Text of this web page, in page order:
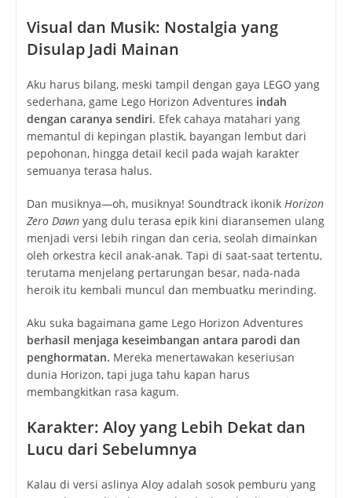
Visual dan Musik: Nostalgia yang
Disulap Jadi Mainan
Aku harus bilang, meski tampil dengan gaya LEGO yang
sederhana, game Lego Horizon Adventures indah
dengan caranya sendiri. Efek cahaya matahari yang
memantul di kepingan plastik, bayangan lembut dari
pepohonan, hingga detail kecil pada wajah karakter
semuanya terasa halus.
Dan musiknya—oh, musiknya! Soundtrack ikonik Horizon
Zero Dawnyang dulu terasa epik kini diaransemen ulang
menjadi versi lebih ringan dan ceria, seolah dimainkan
oleh orkestra kecil anak-anak. Tapi di saat-saat tertentu,
terutama menjelang pertarungan besar, nada-nada
heroik itu kembali muncul dan membuatku merinding.
Aku suka bagaimana game Lego Horizon Adventures
berhasil menjaga keseimbangan antara parodi dan
penghormatan. Mereka menertawakan keseriusan
dunia Horizon, tapi juga tahu kapan harus
membangkitkan rasa kagum.
Karakter: Aloy yang Lebih Dekat dan
Lucu dari Sebelumnya
Kalau di versi aslinya Aloy adalah sosok pemburu yang